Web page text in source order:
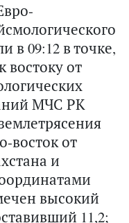
в 09:12 в точке,
востоку от
МЧС РК
восток от
и
высокий
11,2;